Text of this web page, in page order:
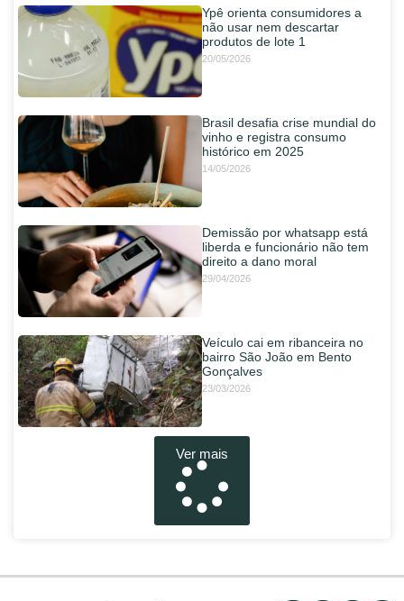
Ypê orienta consumidores a
não usar nem descartar
produtos de lote 1
20/05/2026
Brasil desafia crise mundial do
vinho e registra consumo
histórico em 2025
14/05/2026
Demissão por whatsapp está
liberda e funcionário não tem
direito a dano moral
29/04/2026
Veículo cai em ribanceira no
bairro São João em Bento
Gonçalves
23/03/2026
Ver mais